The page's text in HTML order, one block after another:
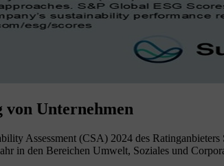
Unternehmen
Assessment (CSA) 2024 des
in den Bereichen Umwelt, Soziales und